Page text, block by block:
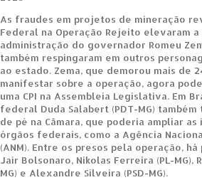
As fraudes em projetos de mineração
Federal na Operação Rejeito elevaram
administração do governador Romeu
também respingaram em outros
ao estado. Zema, que demorou mais de
manifestar sobre a operação, agora
uma CPI na Assembleia Legislativa. Em
federal Duda Salabert (PDT-MG)
de pé na Câmara, que poderia ampliar
órgãos federais, como a Agência
(ANM). Entre os presos pela operação,
Jair Bolsonaro, Nikolas Ferreira (PL-MG),
MG) e Alexandre Silveira (PSD-MG).